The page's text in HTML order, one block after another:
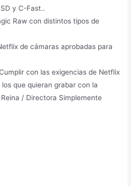
y C-Fast..
Raw con distintos tipos de
de cámaras aprobadas para
con las exigencias de Netflix
que quieran grabar con la
/ Directora Simplemente